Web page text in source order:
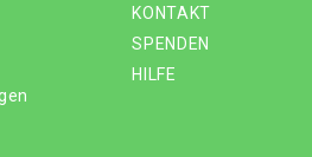
KONTAKT
SPENDEN
HILFE